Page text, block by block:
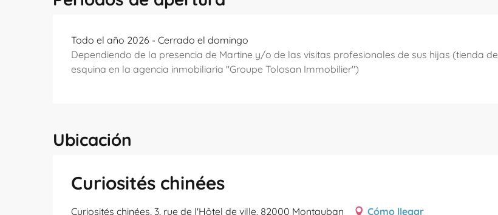
Todo el año 2026 - Cerrado el domingo
Dependiendo de la presencia de Martine y/o de las visitas profesionales de sus hijas (tienda de
esquina en la agencia inmobiliaria "Groupe Tolosan Immobilier")
Ubicación
Curiosités chinées
Curiosités chinées, 3, rue de l'Hôtel de ville, 82000 Montauban Cómo llegar